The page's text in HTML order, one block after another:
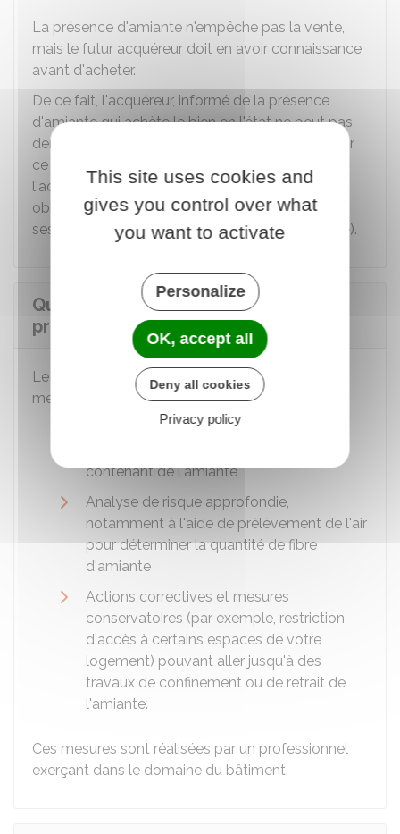
La présence d'amiante n'empêche pas la vente,
mais le futur acquéreur doit en avoir connaissance
avant d'acheter.
De ce fait, l'acquéreur, informé de la présence
d'amiante qui achète le bien en l'état ne peut pas
demander en justice l'annulation de la vente pour
ce motif. Par ailleurs, en achetant le bien,
l'acquéreur prend en charge les différentes
obligations liées à la présence d'amiante et ce, à
ses frais (par exemple, travaux de désamiantage).
Quelles sont les conséquences en
présence d'amiante ?
Le rapport du professionnel peut préconiser les
mesures suivantes :
Évaluation périodique de l'état de
contenant de l'amiante
Analyse de risque approfondie,
notamment à l'aide de prélèvement de l'air
pour déterminer la quantité de fibre
d'amiante
Actions correctives et mesures
conservatoires (par exemple, restriction
d'accès à certains espaces de votre
logement) pouvant aller jusqu'à des
travaux de confinement ou de retrait de
l'amiante.
Ces mesures sont réalisées par un professionnel
exerçant dans le domaine du bâtiment.
This site uses cookies and
gives you control over what
you want to activate
Personalize
OK, accept all
Deny all cookies
Privacy policy